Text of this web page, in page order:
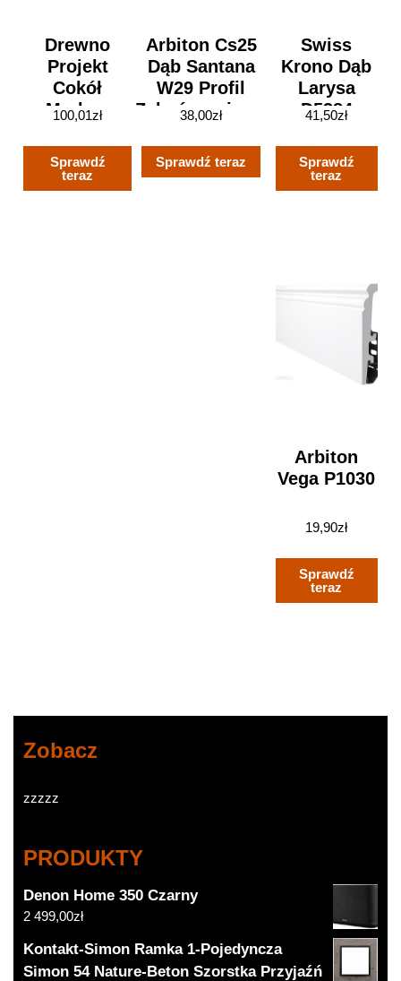
Drewno
Projekt
Cokół
Merbau
Lakierowany
2,40m
100,01zł
Sprawdź
teraz
Swiss
Krono Dąb
Larysa
D5384
41,50zł
Sprawdź
teraz
Arbiton Cs25
Dąb Santana
W29 Profil
Zakończeniowy
Wykończenia
Podłogi 2M
38,00zł
Sprawdź teraz
Arbiton
Vega P1030
19,90zł
Sprawdź
teraz
Zobacz
zzzzz
PRODUKTY
Denon Home 350 Czarny
2 499,00zł
Kontakt-Simon Ramka 1-Pojedyncza
Simon 54 Nature-Beton Szorstka Przyjaźń